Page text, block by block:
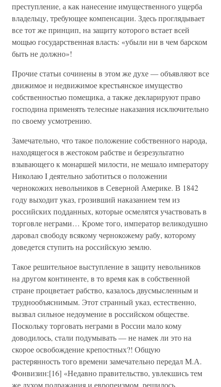
преступление, а как нанесение имущественного ущерба
владельцу, требующее компенсации. Здесь проглядывает
все тот же принцип, на защиту которого встает всей
мощью государственная власть: «убыли ни в чем барском
быть не должно»!
Прочие статьи сочинены в этом же духе — объявляют все
движимое и недвижимое крестьянское имущество
собственностью помещика, а также декларируют право
господина применять телесные наказания исключительно
по своему усмотрению.
Замечательно, что такое положение собственного народа,
находящегося в жестоком рабстве и безрезультатно
взывающего к монаршей милости, не мешало императору
Николаю I деятельно заботиться о положении
чернокожих невольников в Северной Америке. В 1842
году выходит указ, грозивший наказанием тем из
российских подданных, которые осмелятся участвовать в
торговле неграми… Кроме того, император великодушно
даровал свободу всякому чернокожему рабу, которому
доведется ступить на российскую землю.
Такое решительное выступление в защиту невольников
на другом континенте, в то время как в собственной
стране процветает рабство, казалось двусмысленным и
труднообъяснимым. Этот странный указ, естественно,
вызвал сильное недоумение в российском обществе.
Поскольку торговать неграми в России мало кому
доводилось, стали подумывать — не намек ли это на
скорое освобождение крепостных?! Общую
растерянность того времени замечательно передал М.А.
Фонвизин:[16] «Недавно правительство, увлекшись тем
же духом подражания и европеизмом, решилось